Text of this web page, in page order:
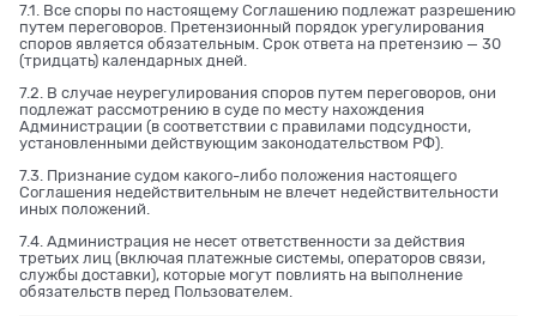
7.1. Все споры по настоящему Соглашению подлежат разрешению
путем переговоров. Претензионный порядок урегулирования
споров является обязательным. Срок ответа на претензию — 30
(тридцать) календарных дней.
7.2. В случае неурегулирования споров путем переговоров, они
подлежат рассмотрению в суде по месту нахождения
Администрации (в соответствии с правилами подсудности,
установленными действующим законодательством РФ).
7.3. Признание судом какого-либо положения настоящего
Соглашения недействительным не влечет недействительности
иных положений.
7.4. Администрация не несет ответственности за действия
третьих лиц (включая платежные системы, операторов связи,
службы доставки), которые могут повлиять на выполнение
обязательств перед Пользователем.